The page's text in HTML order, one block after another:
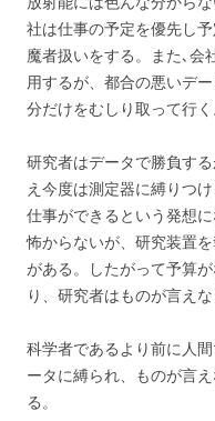
社は仕事の予定を優先し
魔者扱いをする。また､会
用するが、都合の悪いデ
分だけをむしり取って行く
研究者はデータで勝負す
え今度は測定器に縛りつ
仕事ができるという発想
怖からないが、研究装置
がある。したがって予算
り、研究者はものが言えな
科学者であるより前に人
ータに縛られ、ものが言
る。